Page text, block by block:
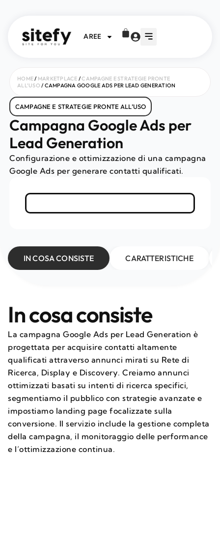
AREE
HOME/ MARKETPLACE /CAMPAGNE E STRATEGIE PRONTE
ALL’USO / CAMPAGNA GOOGLE ADS PER LEAD GENERATION
CAMPAGNE E STRATEGIE PRONTE ALL’USO
Campagna Google Ads per
Lead Generation
Configurazione e ottimizzazione di una campagna
Google Ads per generare contatti qualificati.
IN COSA CONSISTE CARATTERISTICHE
In cosa consiste
La campagna Google Ads per Lead Generation è
progettata per acquisire contatti altamente
qualificati attraverso annunci mirati su Rete di
Ricerca, Display e Discovery. Creiamo annunci
ottimizzati basati su intenti di ricerca specifici,
segmentiamo il pubblico con strategie avanzate e
impostiamo landing page focalizzate sulla
conversione. Il servizio include la gestione completa
della campagna, il monitoraggio delle performance
e l’ottimizzazione continua.